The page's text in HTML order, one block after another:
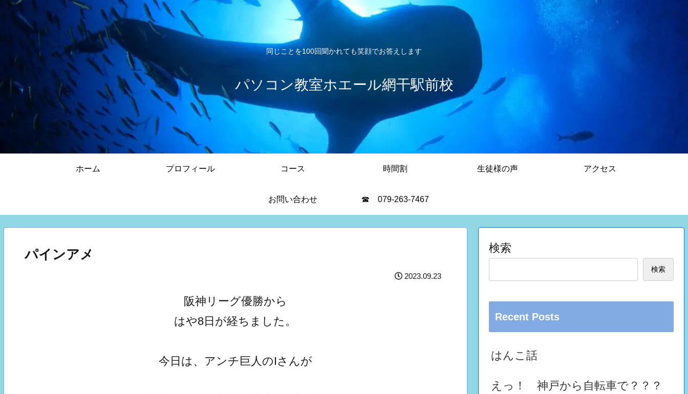
同じことを100回聞かれても笑顔でお答えします
パソコン教室ホエール網干駅前校
ホーム プロフィール コース 時間割 生徒様の声 アクセス
お問い合わせ ☎ 079-263-7467
パインアメ
2023.09.23
阪神リーグ優勝から
はや8日が経ちました。
今日は、アンチ巨人のIさんが
検索
検索
Recent Posts
はんこ話
えっ！ 神戸から自転車で？？？